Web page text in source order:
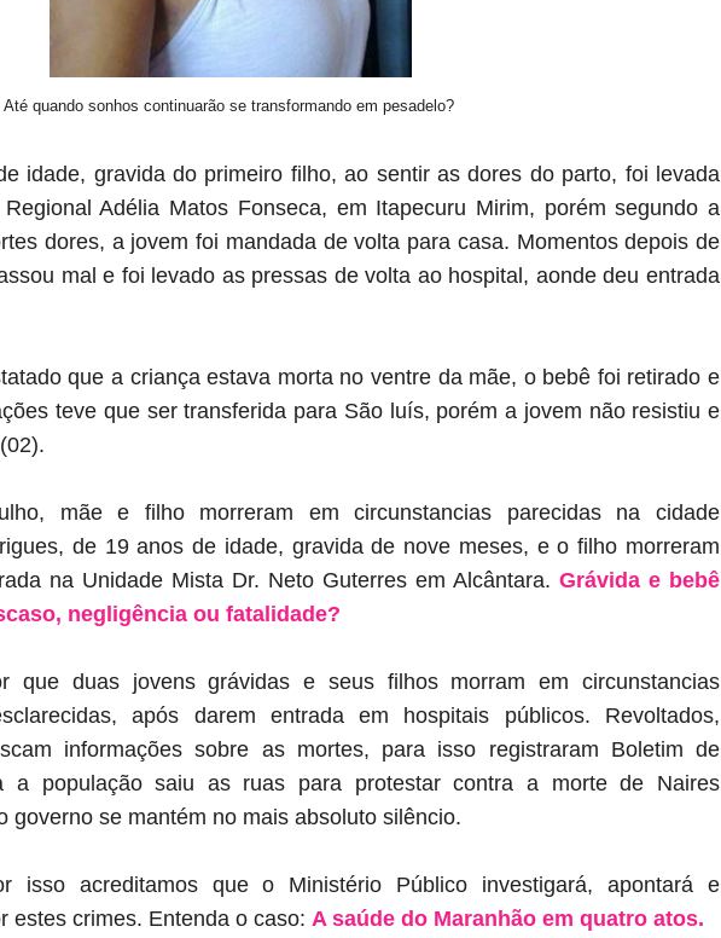
Até quando sonhos continuarão se transformando em pesadelo?
idade, gravida do primeiro filho, ao sentir as dores do parto, foi levada
Adélia Matos Fonseca, em Itapecuru Mirim, porém segundo a
dores, a jovem foi mandada de volta para casa. Momentos depois de
mal e foi levado as pressas de volta ao hospital, aonde deu entrada
que a criança estava morta no ventre da mãe, o bebê foi retirado e
teve que ser transferida para São luís, porém a jovem não resistiu e
mãe e filho morreram em circunstancias parecidas na cidade
de 19 anos de idade, gravida de nove meses, e o filho morreram
na Unidade Mista Dr. Neto Guterres em Alcântara. Grávida e bebê
negligência ou fatalidade?
que duas jovens grávidas e seus filhos morramem circunstancias
após darem entrada em hospitais públicos. Revoltados,
informações sobre as mortes, para isso registraram Boletim de
a população saiu as ruas para protestar contra a morte de Naires
governo se mantém no mais absoluto silêncio.
isso acreditamos que o Ministério Público investigará, apontará e
estes crimes. Entenda o caso: A saúde do Maranhão em quatro atos.